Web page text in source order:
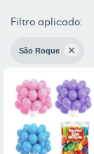
Filtro aplicado:
São Roque